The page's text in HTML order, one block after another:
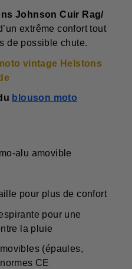
Johnson Cuir Rag/
extrême confort tout
de possible chute.
vintage Helstons
blouson moto
alu amovible
pour plus de confort
pour une
la pluie
(épaules,
CE